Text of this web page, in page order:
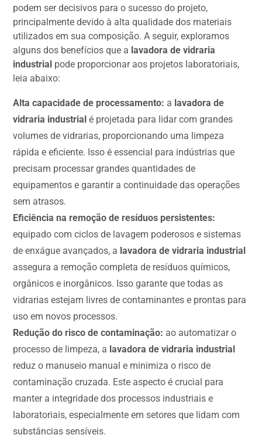
podem ser decisivos para o sucesso do projeto,
principalmente devido à alta qualidade dos materiais
utilizados em sua composição. A seguir, exploramos
alguns dos benefícios que a lavadora de vidraria
industrial pode proporcionar aos projetos laboratoriais,
leia abaixo:
Alta capacidade de processamento: a lavadora de
vidraria industrial é projetada para lidar com grandes
volumes de vidrarias, proporcionando uma limpeza
rápida e eficiente. Isso é essencial para indústrias que
precisam processar grandes quantidades de
equipamentos e garantir a continuidade das operações
sem atrasos.
Eficiência na remoção de resíduos persistentes:
equipado com ciclos de lavagem poderosos e sistemas
de enxágue avançados, a lavadora de vidraria industrial
assegura a remoção completa de resíduos químicos,
orgânicos e inorgânicos. Isso garante que todas as
vidrarias estejam livres de contaminantes e prontas para
uso em novos processos.
Redução do risco de contaminação: ao automatizar o
processo de limpeza, a lavadora de vidraria industrial
reduz o manuseio manual e minimiza o risco de
contaminação cruzada. Este aspecto é crucial para
manter a integridade dos processos industriais e
laboratoriais, especialmente em setores que lidam com
substâncias sensíveis.